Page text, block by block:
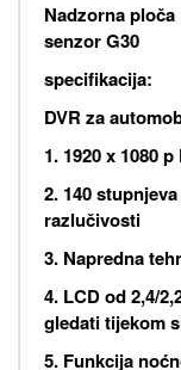
Nadzorna ploča
senzor G30
specifikacija:
DVR za
1. 1920 x 1080
2. 140
razlučivosti
3. Napredna
4. LCD od 2,4/
gledati tijekom
5. Funkcija